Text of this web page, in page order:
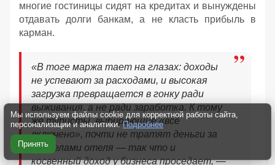
многие гостиницы сидят на кредитах и вынуждены
отдавать долги банкам, а не класть прибыль в
карман.
«В тоге маржа тает на глазах: доходы
не успевают за расходами, и высокая
загрузка превращается в гонку ради
выживания, а не ради заработка. К тому
же туристы, выбирающие «всё
включено», почти не тратят деньги за
пределами отеля — так что и
косвенный доход у бизнеса проседает, —
Мы используем файлы cookie для корректной работы сайта,
персонализации и аналитики. Подробнее
Принять